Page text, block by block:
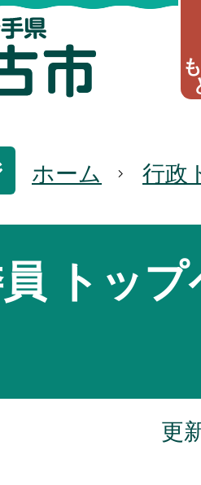
ホーム 行政
トッ
更